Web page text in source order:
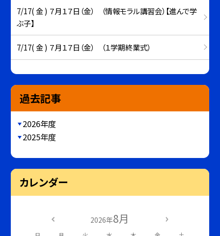
7/17( 金 ) ７月１７日（金） （情報モラル講習会）【進んで学
ぶ子】
7/17( 金 ) ７月１７日（金） （１学期終業式）
過去記事
2026年度
2025年度
カレンダー
2026年8月